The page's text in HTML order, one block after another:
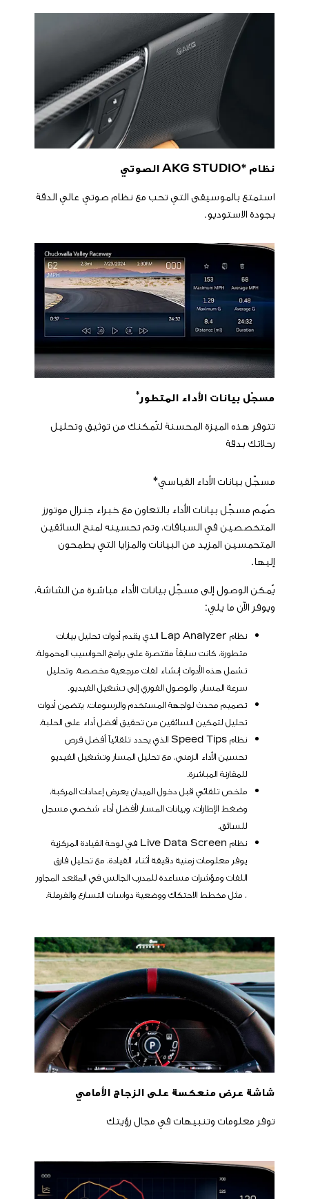
نظام *AKG STUDIO الصوتي
استمتع بالموسيقى التي تحب مع نظام صوتي عالي الدقة
بجودة الاستوديو.
مسجّل بيانات الأداء المتطور
تتوفر هذه الميزة المحسنة لتُمكنك من توثيق وتحليل
رحلاتك بدقة
مسجّل بيانات الأداء القياسي*
صُمم مسجّل بيانات الأداء بالتعاون مع خبراء جنرال موتورز
المتخصصين في السباقات، وتم تحسينه لمنح السائقين
المتحمسين المزيد من البيانات والمزايا التي يطمحون
إليها.
يُمكن الوصول إلى مسجّل بيانات الأداء مباشرة من الشاشة،
ويوفر الآن ما يلي:
نظام Lap Analyzer الذي يقدم أدوات تحليل بيانات
متطورة، كانت سابقاً مقتصرة على برامج الحواسيب المحمولة.
تشمل هذه الأدوات إنشاء لفات مرجعية مخصصة، وتحليل
سرعة المسار، والوصول الفوري إلى تشغيل الفيديو.
تصميم محدث لواجهة المستخدم والرسومات، يتضمن أدوات
تحليل لتمكين السائقين من تحقيق أفضل أداء على الحلبة.
نظام Speed Tips الذي يحدد تلقائياً أفضل فرص
تحسين الأداء الزمني، مع تحليل المسار وتشغيل الفيديو
للمقارنة المباشرة.
ملخص تلقائي قبل دخول الميدان يعرض إعدادات المركبة،
وضغط الإطارات، وبيانات المسار لأفضل أداء شخصي مسجل
للسائق.
نظام Live Data Screen في لوحة القيادة المركزية
يوفر معلومات زمنية دقيقة أثناء القيادة، مع تحليل فارق
اللفات ومؤشرات مساعدة للمدرب الجالس في المقعد المجاور
، مثل مخطط الاحتكاك ووضعية دواسات التسارع والفرملة.
شاشة عرض منعكسة على الزجاج الأمامي
توفر معلومات وتنبيهات في مجال رؤيتك